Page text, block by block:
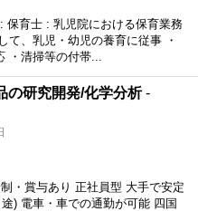
保育士 : 乳児院における保育業務
て、乳児・幼児の養育に従事 ・
・清掃等の付帯...
の研究開発/化学分析-
・賞与あり 正社員型 大手で安定
) 電車・車での通勤が可能 四国